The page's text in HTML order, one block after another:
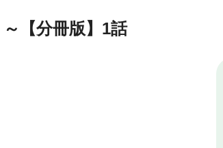
【分冊版】1話